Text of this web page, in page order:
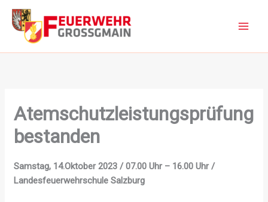
Zum
Inhalt
springen
Atemschutzleistungsprüfung
bestanden
Samstag, 14.Oktober 2023 / 07.00 Uhr – 16.00 Uhr /
Landesfeuerwehrschule Salzburg